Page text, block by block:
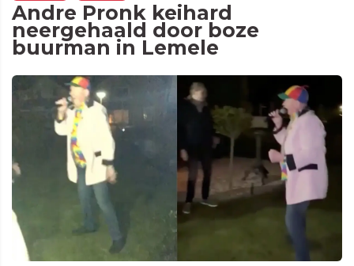
Andre Pronk keihard
neergehaald door boze
buurman in Lemele